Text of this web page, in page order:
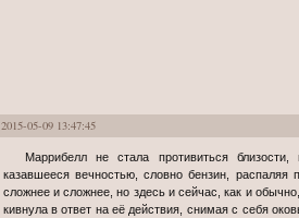
2015-05-09 13:47:45
Маррибелл не стала противиться близости, губы соприкоснулись в сладком, прерывистом желании. Мгновение,
казавшееся вечностью, словно бензин,
сложнее и сложнее, но здесь и сейчас, как и
кивнула в ответ на её действия, снимая с себя